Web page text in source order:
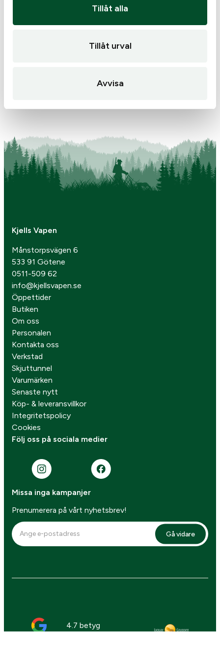
Tillåt alla
Tillåt urval
Avvisa
väst
Kjells Vapen
Månstorpsvägen 6
533 91 Götene
0511-509 62
info@kjellsvapen.se
Öppettider
Butiken
Om oss
Personalen
Kontakta oss
Verkstad
Skjuttunnel
Varumärken
Senaste nytt
Köp- & leveransvillkor
Integritetspolicy
Cookies
Följ oss på sociala medier
Missa inga kampanjer
Prenumerera på vårt nyhetsbrev!
Gå vidare
4.7 betyg